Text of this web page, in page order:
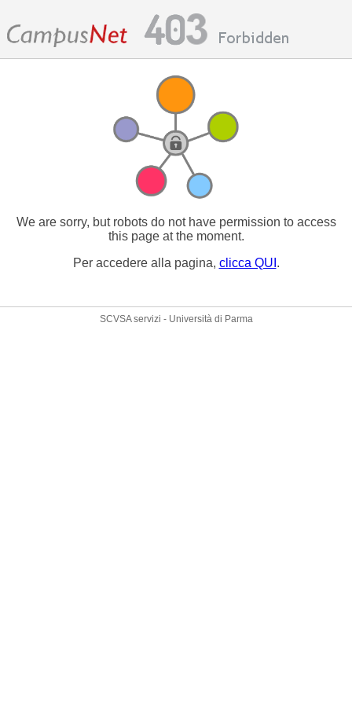
We are sorry, but robots do not have permission to access
this page at the moment.
Per accedere alla pagina, clicca QUI .
SCVSA servizi - Università di Parma